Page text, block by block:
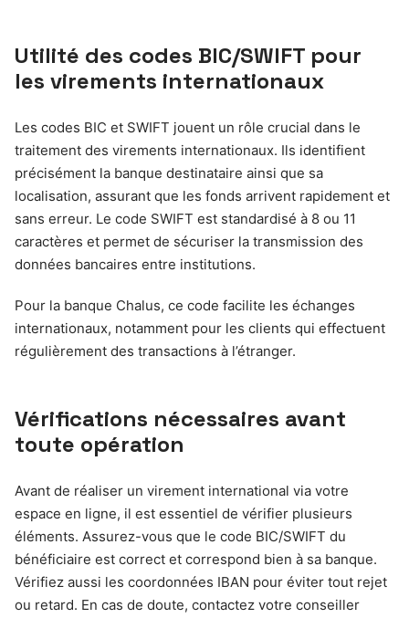
Utilité des codes BIC/SWIFT pour
les virements internationaux
Les codes BIC et SWIFT jouent un rôle crucial dans le
traitement des virements internationaux. Ils identifient
précisément la banque destinataire ainsi que sa
localisation, assurant que les fonds arrivent rapidement et
sans erreur. Le code SWIFT est standardisé à 8 ou 11
caractères et permet de sécuriser la transmission des
données bancaires entre institutions.
Pour la banque Chalus, ce code facilite les échanges
internationaux, notamment pour les clients qui effectuent
régulièrement des transactions à l’étranger.
Vérifications nécessaires avant
toute opération
Avant de réaliser un virement international via votre
espace en ligne, il est essentiel de vérifier plusieurs
éléments. Assurez-vous que le code BIC/SWIFT du
bénéficiaire est correct et correspond bien à sa banque.
Vérifiez aussi les coordonnées IBAN pour éviter tout rejet
ou retard. En cas de doute, contactez votre conseiller